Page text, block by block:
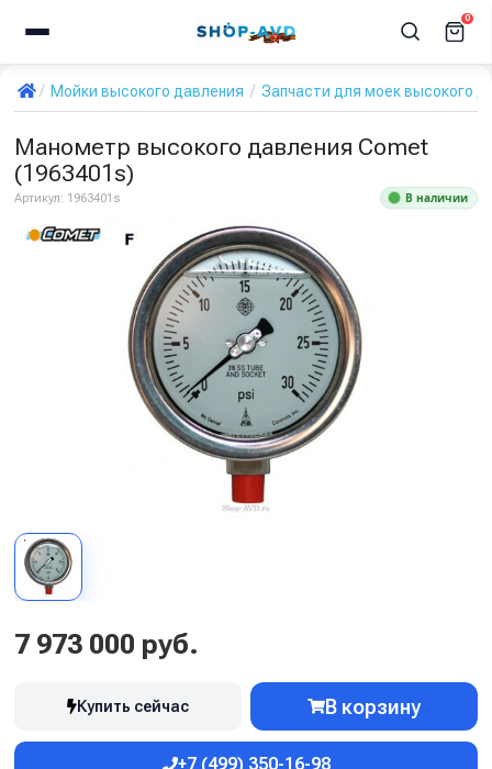
0
Мойки высокого давления Запчасти для моек высокого
Манометр высокого давления Comet
(1963401s)
Артикул: 1963401s В наличии
7 973 000 руб.
Купить сейчас В корзину
+7 (499) 350-16-98